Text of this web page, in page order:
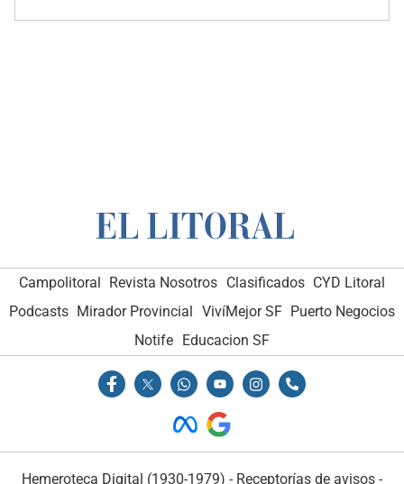
Campolitoral Revista Nosotros Clasificados CYD Litoral
Podcasts Mirador Provincial VivíMejor SF Puerto Negocios
Notife Educacion SF
Hemeroteca Digital (1930-1979) - Receptorías de avisos -